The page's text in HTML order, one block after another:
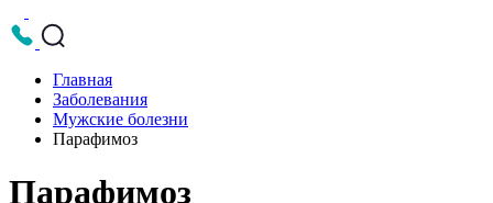
Главная
Заболевания
Мужские болезни
Парафимоз
Парафимоз